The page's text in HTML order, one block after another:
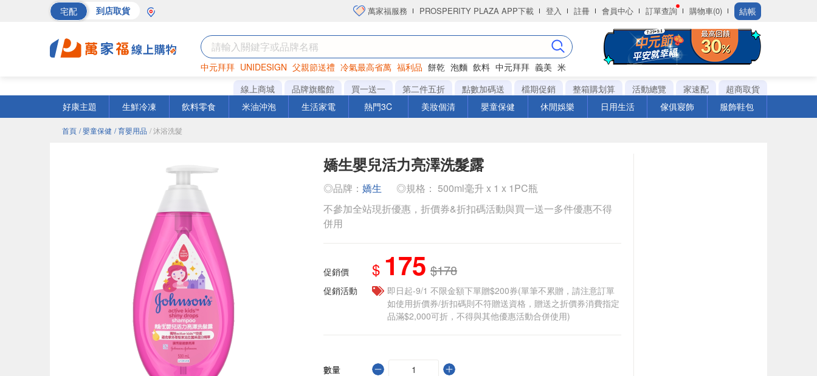
宅配 到店取貨 萬家福服務 PROSPERITY PLAZA APP下載 登入 註冊 會員中心 訂單查詢 購物車(0) 結帳
中元拜拜 UNIDESIGN 父親節送禮 冷氣最高省萬 福利品 餅乾 泡麵 飲料 中元拜拜 義美 米
巧克力 罐頭 衛生紙
線上商城 品牌旗艦館 買一送一 第二件五折 點數加碼送 檔期促銷 整箱購划算 活動總覽 家速配
超商取貨
好康主題
生鮮冷凍 飲料零食 米油沖泡 生活家電 熱門3C 美妝個清 嬰童保健 休閒娛樂 日用生活 傢俱寢飾 服飾鞋包
首頁 / 嬰童保健 / 育嬰用品 / 沐浴洗髮
嬌生嬰兒活力亮澤洗髮露
◎品牌： 嬌生
◎規格： 500ml毫升 x 1 x 1PC瓶
不參加全站現折優惠，折價券&折扣碼活動與買一送一多件優惠不得
併用
促銷價 $ 175 $178
促銷活動
即日起-9/1 不限金額下單贈$200券(單筆不累贈，請注意訂單
如使用折價券/折扣碼則不符贈送資格，贈送之折價券消費指定
品滿$2,000可折，不得與其他優惠活動合併使用)
數量